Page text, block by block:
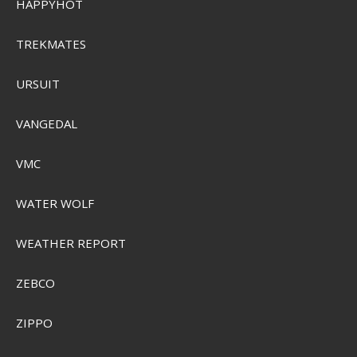
Garmin eTrex Touch
HAPPYHOT
TREKMATES
URSUIT
VANGEDAL
VMC
WATER WOLF
WEATHER REPORT
ZEBCO
ZIPPO